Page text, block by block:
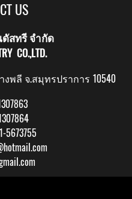
US
สทรี จำกัด
CO.,LTD.
พลี จ.สมุทรปราการ 10540
5673755